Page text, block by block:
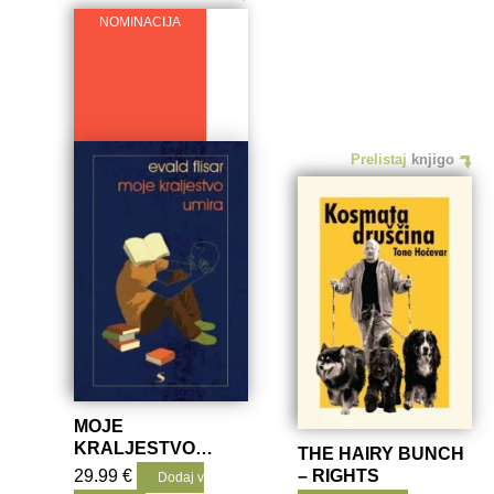
NOMINACIJA
MOJE
KRALJESTVO
UMIRA
29.99€ Dodaj v
Prelistaj knjigo
THE HAIRY BUNCH
– RIGHTS